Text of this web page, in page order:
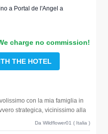
a Portal de l'Angel a
charge no commission!
THE HOTEL
con la mia famiglia in
strategica, vicinissimo alla
Da Wildflower01 ( Italia )